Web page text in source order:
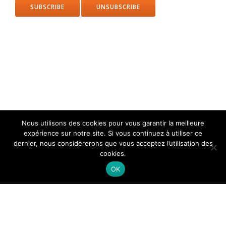
Nous utilisons des cookies pour vous garantir la meilleure
expérience sur notre site. Si vous continuez à utiliser ce
dernier, nous considèrerons que vous acceptez l’utilisation des
cookies.
OK